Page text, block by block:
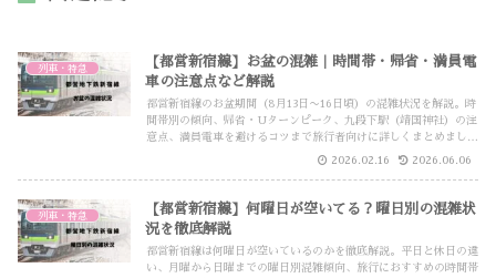
列車・特急
【都営新宿線】お盆の混雑｜時間帯・帰省・満員電
車の注意点など解説
都営新宿線のお盆期間（8月13日〜16日頃）の混雑状況を解説。時
間帯別の傾向、帰省・Uターンピーク、九段下駅（靖国神社）の注
意点、満員電車を避けるコツまで旅行者向けに詳しくまとめまし
2026.02.16 2026.06.06
列車・特急
【都営新宿線】何曜日が空いてる？曜日別の混雑状
況を徹底解説
都営新宿線は何曜日が空いているのかを徹底解説。平日と休日の違
い、月曜から日曜までの曜日別混雑傾向、旅行におすすめの時間帯